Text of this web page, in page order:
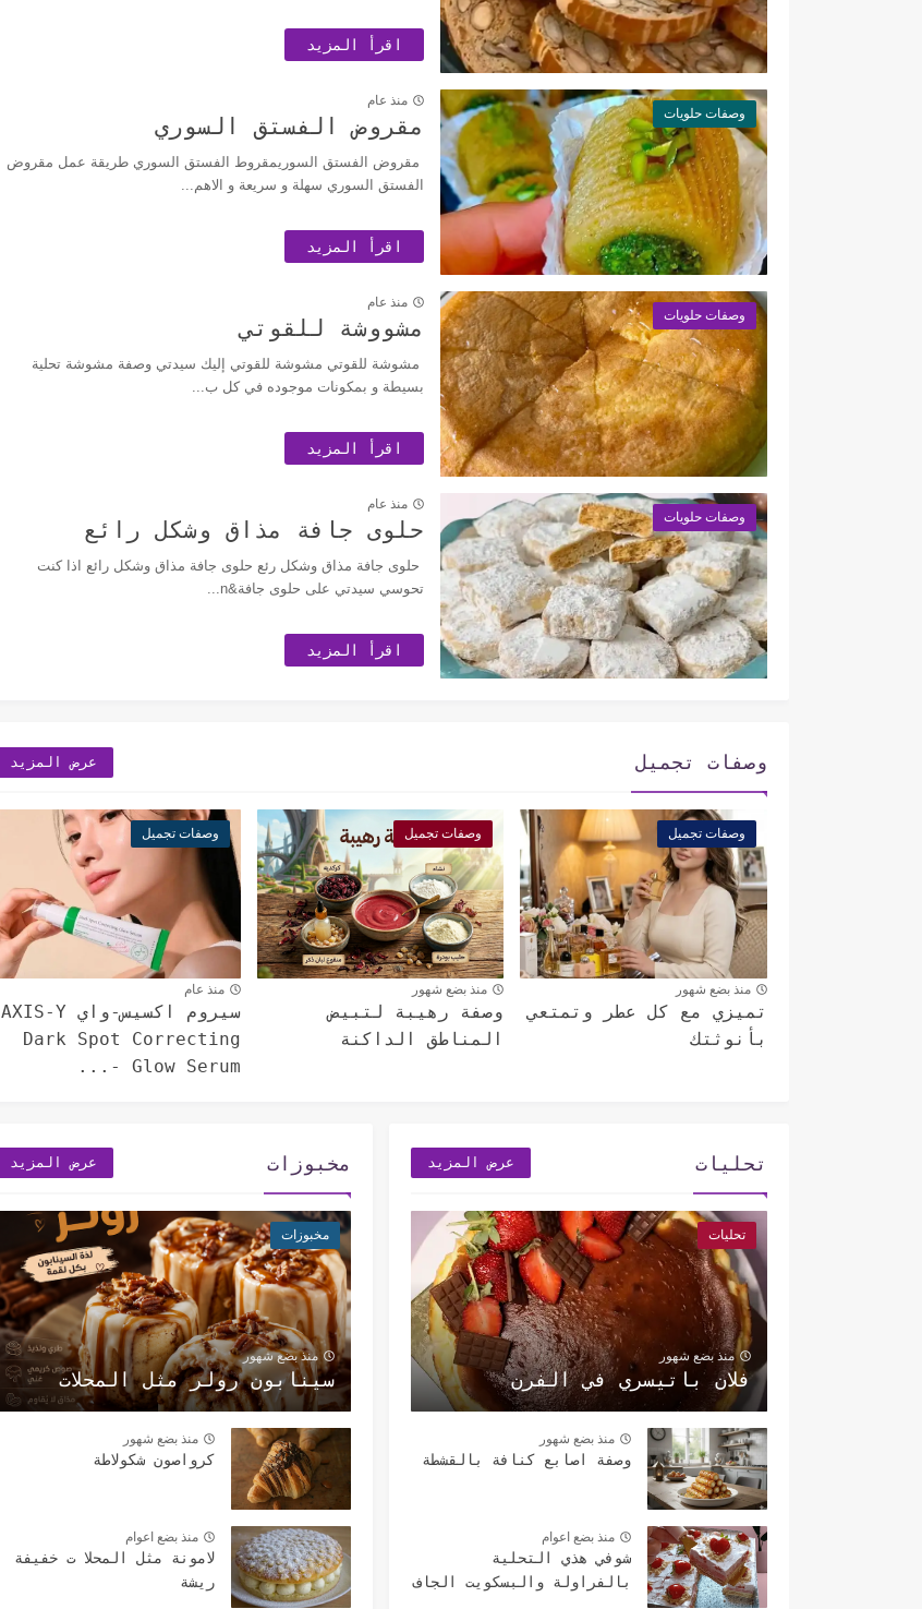
اقرأ المزيد
وصفات حلويات
منذ عام
مقروض الفستق السوري
مقروض الفستق السوريمقروط الفستق السوري طريقة عمل مقروض
الفستق السوري سهلة و سريعة و الاهم...
اقرأ المزيد
وصفات حلويات
منذ عام
مشووشة للقوتي
مشوشة للقوتي مشوشة للقوتي إليك سيدتي وصفة مشوشة تحلية
بسيطة و بمكونات موجوده في كل ب...
اقرأ المزيد
وصفات حلويات
منذ عام
حلوى جافة مذاق وشكل رائع
حلوى جافة مذاق وشكل رئع حلوى جافة مذاق وشكل رائع اذا كنت
تحوسي سيدتي على حلوى جافة&n...
اقرأ المزيد
وصفات تجميل عرض المزيد
وصفات تجميل
منذ بضع شهور
تميزي مع كل عطر وتمتعي
بأنوثتك
وصفات تجميل
منذ بضع شهور
وصفة رهيبة لتبيض
المناطق الداكنة
وصفات تجميل
منذ عام
سيروم اكسيس-واي AXIS-Y
Dark Spot Correcting
Glow Serum -...
تحليات عرض المزيد
تحليات
منذ بضع شهور
فلان باتيسري في الفرن
منذ بضع شهور
وصفة اصابع كنافة بالقشطة
منذ بضع اعوام
شوفي هذي التحلية
بالفراولة والبسكويت الجاف
مخبوزات عرض المزيد
مخبوزات
منذ بضع شهور
سينابون رولر مثل المحلات
منذ بضع شهور
كرواصون شكولاطة
منذ بضع اعوام
لامونة مثل المحلا ت خفيفة
ريشة